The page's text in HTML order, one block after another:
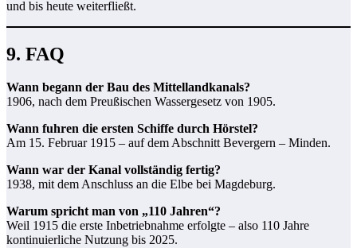
und bis heute weiterfließt.
9. FAQ
Wann begann der Bau des Mittellandkanals?
1906, nach dem Preußischen Wassergesetz von 1905.
Wann fuhren die ersten Schiffe durch Hörstel?
Am 15. Februar 1915 – auf dem Abschnitt Bevergern – Minden.
Wann war der Kanal vollständig fertig?
1938, mit dem Anschluss an die Elbe bei Magdeburg.
Warum spricht man von „110 Jahren“?
Weil 1915 die erste Inbetriebnahme erfolgte – also 110 Jahre
kontinuierliche Nutzung bis 2025.